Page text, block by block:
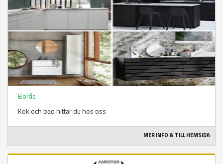
Borås
Kök och bad hittar du hos oss
MER INFO & TILL HEMSIDA